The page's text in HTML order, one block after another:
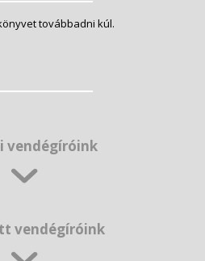
továbbadni kúl.
vendégíróink
vendégíróink